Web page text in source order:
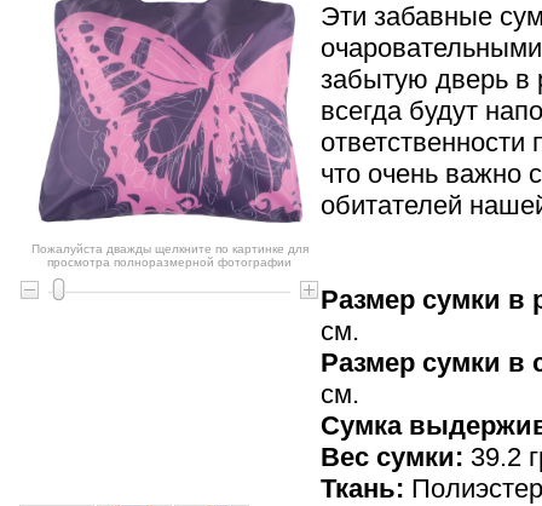
Пожалуйста дважды щелкните по картинке для
просмотра полноразмерной фотографии
Эти забавные
забытую дверь
всегда будут
что очень важно
обитателей
Размер сумки в
см.
Размер сумки
см.
Cумка
Вес сумки: 39.2
Ткань: Полиэстер